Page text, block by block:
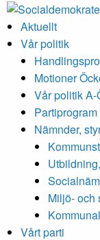
Aktuellt
Vår politik
Motioner
Vår politik A-
Partiprogram
Nämnder,
Miljö- och
Vårt parti